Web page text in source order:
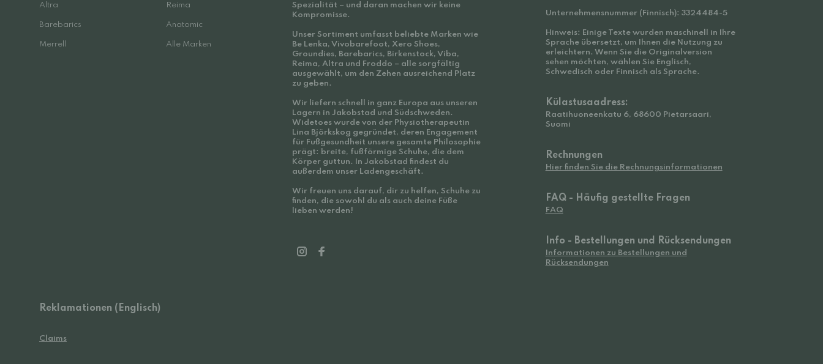
Altra Reima
Barebarics Anatomic
Merrell Alle Marken
Spezialität – und daran machen wir keine
Kompromisse.
Unser Sortiment umfasst beliebte Marken wie
Be Lenka, Vivobarefoot, Xero Shoes,
Groundies, Barebarics, Birkenstock, Viba,
Reima, Altra und Froddo – alle sorgfältig
ausgewählt, um den Zehen ausreichend Platz
zu geben.
Wir liefern schnell in ganz Europa aus unseren
Lagern in Jakobstad und Südschweden.
Widetoes wurde von der Physiotherapeutin
Lina Björkskog gegründet, deren Engagement
für Fußgesundheit unsere gesamte Philosophie
prägt: breite, fußförmige Schuhe, die dem
Körper guttun. In Jakobstad findest du
außerdem unser Ladengeschäft.
Wir freuen uns darauf, dir zu helfen, Schuhe zu
finden, die sowohl du als auch deine Füße
lieben werden!
Unternehmensnummer (Finnisch): 3324484-5
Hinweis: Einige Texte wurden maschinell in Ihre
Sprache übersetzt, um Ihnen die Nutzung zu
erleichtern. Wenn Sie die Originalversion
sehen möchten, wählen Sie Englisch,
Schwedisch oder Finnisch als Sprache.
Külastusaadress:
Raatihuoneenkatu 6, 68600 Pietarsaari,
Suomi
Rechnungen
Hier finden Sie die Rechnungsinformationen
FAQ - Häufig gestellte Fragen
FAQ
Info - Bestellungen und Rücksendungen
Informationen zu Bestellungen und
Rücksendungen
Reklamationen (Englisch)
Claims